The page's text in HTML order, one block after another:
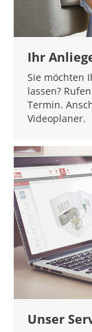
Ihr
Sie möchten
lassen?
Termin.
Videoplaner.
Unser